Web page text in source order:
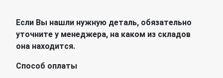
Если Вы нашли нужную деталь, обязательно
уточните у менеджера, на каком из складов
она находится.
Способ оплаты